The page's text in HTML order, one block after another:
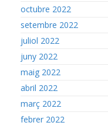
octubre 2022
setembre 2022
juliol 2022
juny 2022
maig 2022
abril 2022
març 2022
febrer 2022